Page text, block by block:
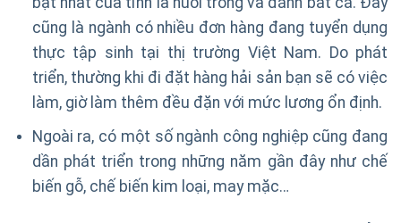
cũng là ngành có nhiều đơn hàng đang tuyển dụng
thực tập sinh tại thị trường Việt Nam. Do phát
triển, thường khi đi đặt hàng hải sản bạn sẽ có việc
làm, giờ làm thêm đều đặn với mức lương ổn định.
Ngoài ra, có một số ngành công nghiệp cũng đang
dần phát triển trong những năm gần đây như chế
biến gỗ, chế biến kim loại, may mặc…